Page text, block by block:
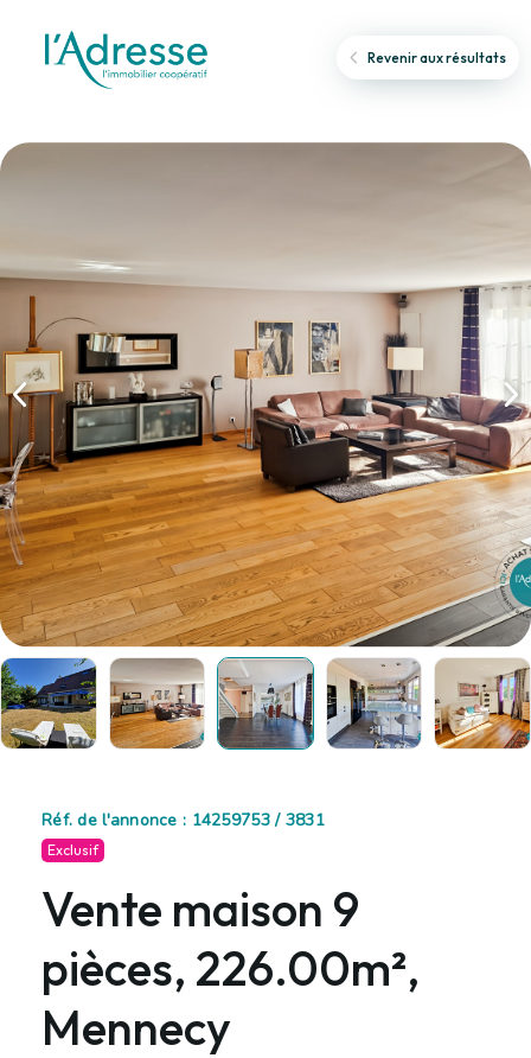
Revenir aux résultats
Réf. de l'annonce : 14259753 / 3831
Exclusif
Vente maison 9
pièces, 226.00m²,
Mennecy